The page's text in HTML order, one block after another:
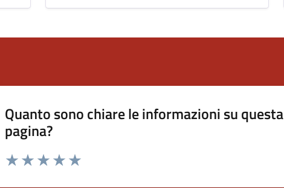
Quanto sono chiare le informazioni su questa
pagina?
Valuta da 1 a 5 stelle la pagina